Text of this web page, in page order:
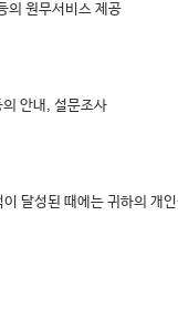
의 원무서비스 제공
안내, 설문조사
달성된 때에는 귀하의 개